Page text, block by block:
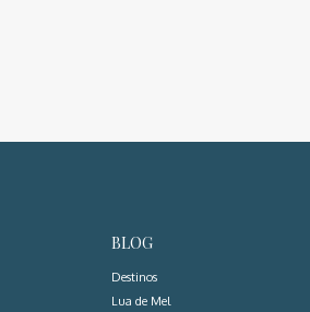
BLOG
Destinos
Lua de Mel